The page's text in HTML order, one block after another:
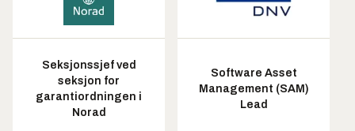
Seksjonssjef ved
seksjon for
garantiordningen i
Norad
Software Asset
Management (SAM)
Lead